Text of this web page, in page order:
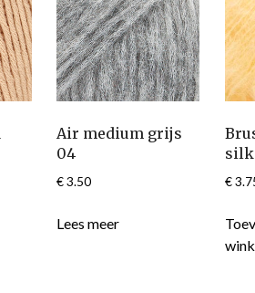
Air medium grijs
04
€3.50
Lees meer
silk
€